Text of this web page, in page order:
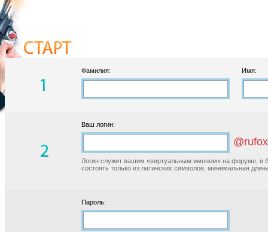
Фамилия: Имя:
Ваш логин:
Логин служит вашим «виртуальным именем» на форуме, в
состоять только из латинских символов, минимальная
Пароль: